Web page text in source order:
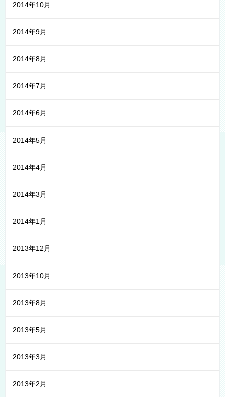
2014年10月
2014年9月
2014年8月
2014年7月
2014年6月
2014年5月
2014年4月
2014年3月
2014年1月
2013年12月
2013年10月
2013年8月
2013年5月
2013年3月
2013年2月